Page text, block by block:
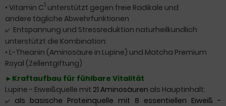
• Vitamin C1 unterstützt gegen freie Radikale und
andere tägliche Abwehrfunktionen
✔️ Entspannung und Stressreduktion naturheilkundlich
unterstützt die Kombination:
• L-Theanin (Aminosäure in Lupine) und Matcha Premium
Royal (Zellentgiftung)
► Kraftaufbau für fühlbare Vitalität
Lupine - Eiweißquelle mit 21 Aminosäuren als Hauptinhalt:
✔️ als basische Proteinquelle mit 8 essentiellen Eiweiß -